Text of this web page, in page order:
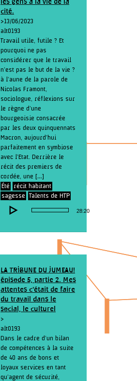
cité.
> 13/06/2023
alt0193
Travail utile, futile ? Et
pourquoi ne pas
considérer que le travail
n’est pas le but de la vie ?
à l’aune de la parole de
Nicolas Framont,
sociologue, réflexions sur
le règne d’une
bourgeoisie consacrée
par les deux quinquennats
Macron, aujourd’hui
parfaitement en symbiose
avec l’Etat. Derrière le
récit des premiers de
cordée, une […]
Été
récit habitant
sagesse
Talents de HTP
Lecteur
audio
28:20
LA TRIBUNE DU JUMEAU!
épisode 5, partie 2. Mes
attentes c’était de faire
du travail dans le
social, le culturel
>
alt0193
Dans le cadre d’un bilan
de compétences à la suite
de 40 ans de bons et
loyaux services en tant
qu’agent de sécurité,